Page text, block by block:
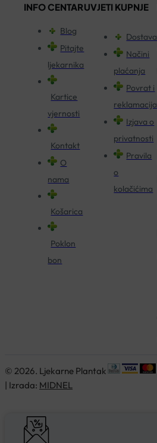
INFO CENTAR
Blog
Pitajte
ljekarnika
Kartice
vjernosti
Kontakt
O
nama
Košarica
Poklon
bon
UVJETI KUPNJE
Dostava
Načini
plaćanja
Povrat i
reklamacija
Izjava o
privatnosti
Pravila
o
kolačićima
© 2026. Ljekarne Plantak
| Izrada: MIDNEL